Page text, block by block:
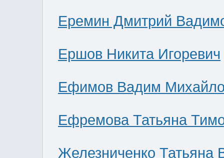
Еремин Дмитрий
Ершов Никита Игоревич
Ефимов Вадим
Ефремова Татьяна
Железниченко Татьяна